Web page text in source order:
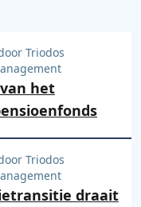
het
Triodos
draait
Triodos